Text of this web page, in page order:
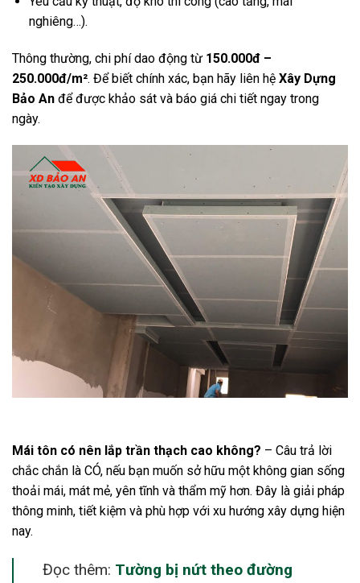
nghiêng…).
Thông thường, chi phí dao động từ 150.000đ –
250.000đ/m². Để biết chính xác, bạn hãy liên hệ Xây Dựng
Bảo An để được khảo sát và báo giá chi tiết ngay trong
ngày.
Mái tôn có nên lắp trần thạch cao không? – Câu trả lời
chắc chắn là CÓ, nếu bạn muốn sở hữu một không gian sống
thoải mái, mát mẻ, yên tĩnh và thẩm mỹ hơn. Đây là giải pháp
thông minh, tiết kiệm và phù hợp với xu hướng xây dựng hiện
nay.
Đọc thêm: Tường bị nứt theo đường